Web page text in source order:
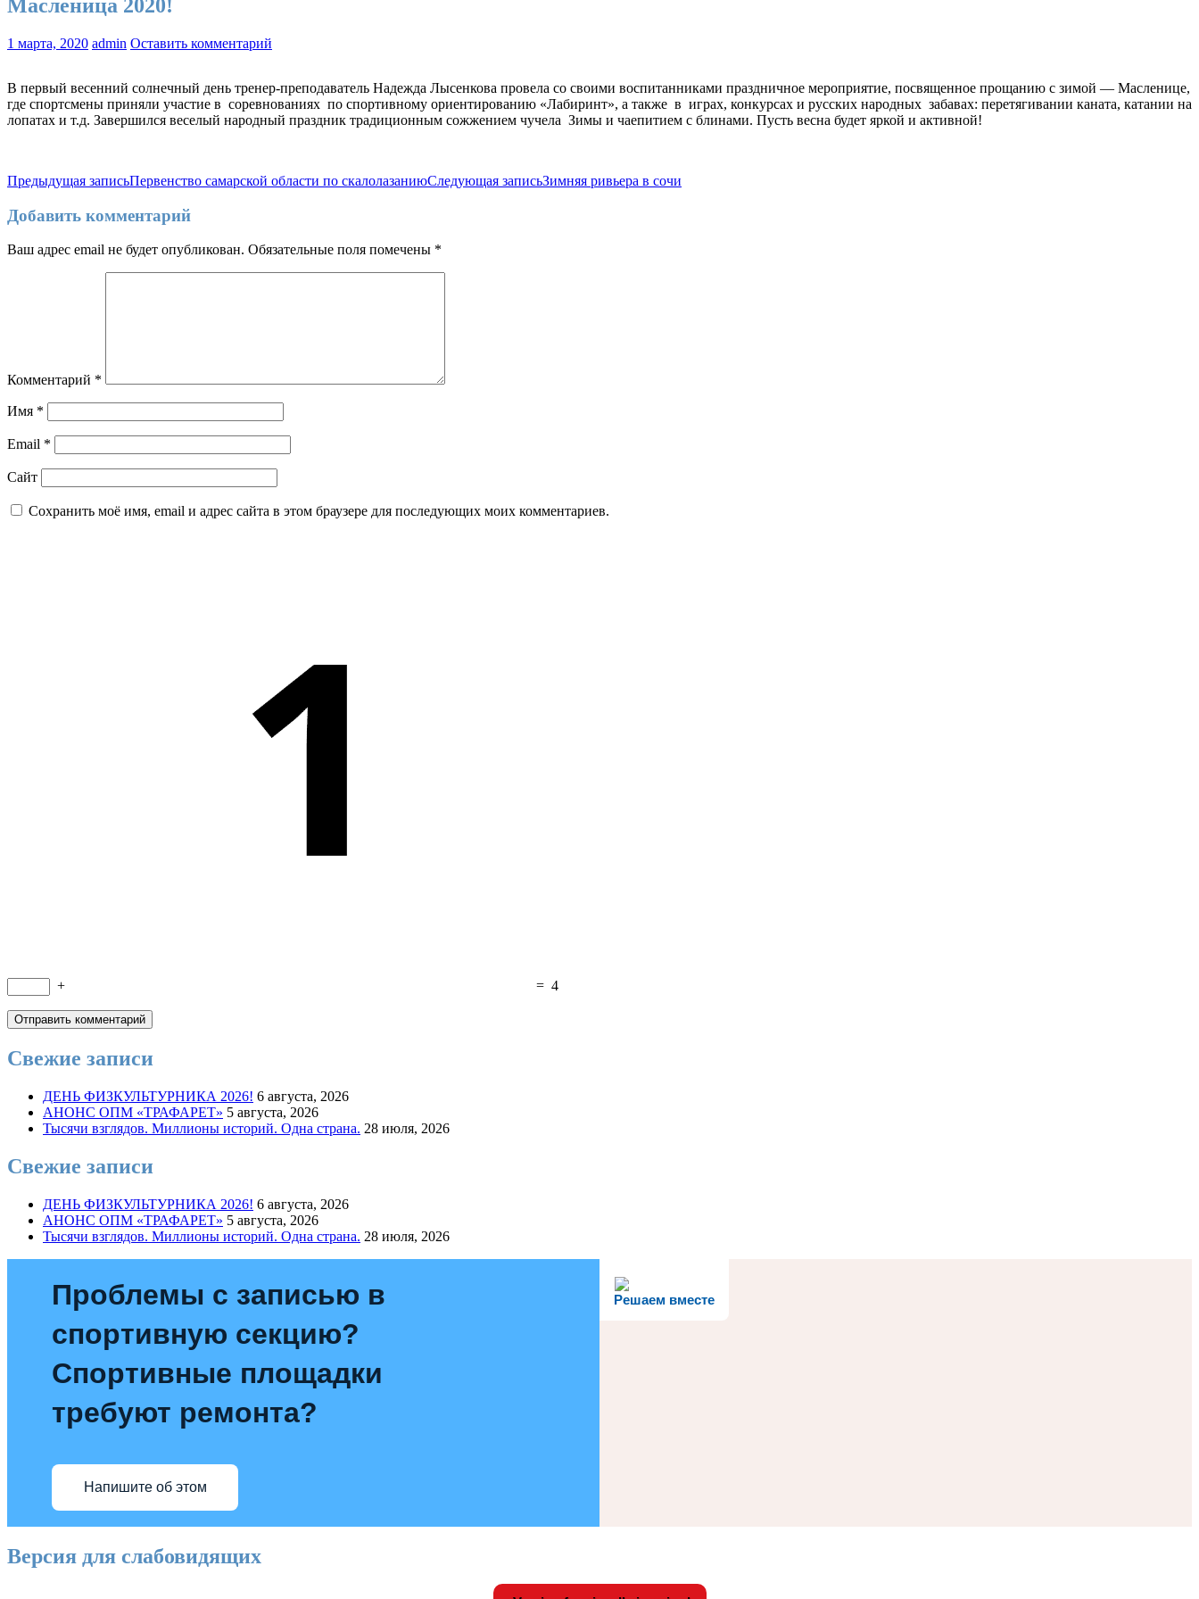
Масленица 2020!
1 марта, 2020 admin Оставить комментарий
В первый весенний солнечный день тренер-преподаватель Надежда Лысенкова провела со своими воспитанниками праздничное мероприятие, посвященное прощанию с зимой — Масленице,
где спортсмены приняли участие в соревнованиях по спортивному ориентированию «Лабиринт», а также в играх, конкурсах и русских народных забавах: перетягивании каната, катании на
лопатах и т.д. Завершился веселый народный праздник традиционным сожжением чучела Зимы и чаепитием с блинами. Пусть весна будет яркой и активной!
Навигация
по
записям
Предыдущая записьПервенство самарской области по скалолазаниюСледующая записьЗимняя ривьера в сочи
Добавить комментарий
Ваш адрес email не будет опубликован. Обязательные поля помечены *
Комментарий *
Имя *
Email *
Сайт
Сохранить моё имя, email и адрес сайта в этом браузере для последующих моих комментариев.
+ = 4
Свежие записи
ДЕНЬ ФИЗКУЛЬТУРНИКА 2026! 6 августа, 2026
АНОНС ОПМ «ТРАФАРЕТ» 5 августа, 2026
Тысячи взглядов. Миллионы историй. Одна страна. 28 июля, 2026
Свежие записи
ДЕНЬ ФИЗКУЛЬТУРНИКА 2026! 6 августа, 2026
АНОНС ОПМ «ТРАФАРЕТ» 5 августа, 2026
Тысячи взглядов. Миллионы историй. Одна страна. 28 июля, 2026
Решаем вместе
Проблемы с записью в
спортивную секцию?
Спортивные площадки
требуют ремонта?
Напишите об этом
Версия для слабовидящих